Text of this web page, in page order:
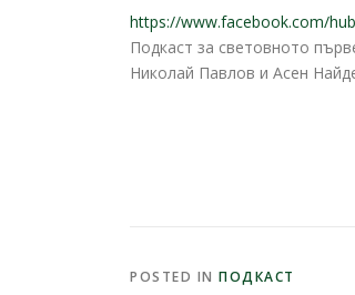
https://www.facebook.com/
Подкаст за световното
Николай Павлов и Асен
POSTED IN ПОДКАСТ